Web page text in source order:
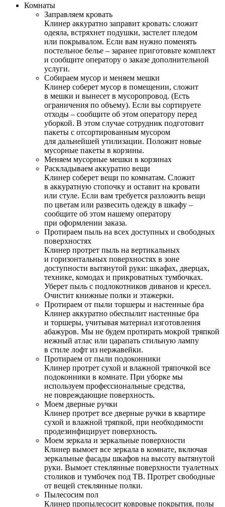
Комнаты
Заправляем кровать
Клинер аккуратно заправит кровать: сложит
одеяла, встряхнет подушки, застелет пледом
или покрывалом. Если вам нужно поменять
постельное белье – заранее приготовьте комплект
и сообщите оператору о заказе дополнительной
услуги.
Собираем мусор и меняем мешки
Клинер соберет мусор в помещении, сложит
в мешки и вынесет в мусоропровод. (Есть
ограничения по объему). Если вы сортируете
отходы – сообщите об этом оператору перед
уборкой. В этом случае сотрудник подготовит
пакеты с отсортированным мусором
для дальнейшей утилизации. Положит новые
мусорные пакеты в корзины.
Меняем мусорные мешки в корзинах
Раскладываем аккуратно вещи
Клинер соберет вещи по комнатам. Сложит
в аккуратную стопочку и оставит на кровати
или стуле. Если вам требуется разложить вещи
по цветам или развесить одежду в шкафу –
сообщите об этом нашему оператору
при оформлении заказа.
Протираем пыль на всех доступных и свободных
поверхностях
Клинер протрет пыль на вертикальных
и горизонтальных поверхностях в зоне
доступности вытянутой руки: шкафах, дверцах,
технике, комодах и прикроватных тумбочках.
Уберет пыль с подлокотников диванов и кресел.
Очистит книжные полки и этажерки.
Протираем от пыли торшеры и настенные бра
Клинер аккуратно обеспылит настенные бра
и торшеры, учитывая материал изготовления
абажуров. Мы не будем протирать мокрой тряпкой
нежный атлас или царапать стильную лампу
в стиле лофт из нержавейки.
Протираем от пыли подоконники
Клинер протрет сухой и влажной тряпочкой все
подоконники в комнате. При уборке мы
используем профессиональные средства,
не повреждающие поверхность.
Моем дверные ручки
Клинер протрет все дверные ручки в квартире
сухой и влажной тряпкой, при необходимости
продезинфицирует поверхность.
Моем зеркала и зеркальные поверхности
Клинер вымоет все зеркала в комнате, включая
зеркальные фасады шкафов на высоту вытянутой
руки. Вымоет стеклянные поверхности туалетных
столиков и тумбочек под ТВ. Протрет свободные
от вещей стеклянные полки.
Пылесосим пол
Клинер пропылесосит ковровые покрытия, полы